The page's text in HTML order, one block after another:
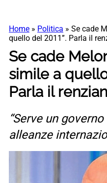
Home » Politica » Se cade
quello del 2011”. Parla il
Se cade
simile a quello
Parla il
“Serve un
alleanze